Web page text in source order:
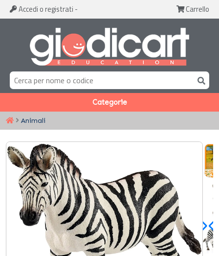
Accedi o registrati - Carrello
Categorie
Animali